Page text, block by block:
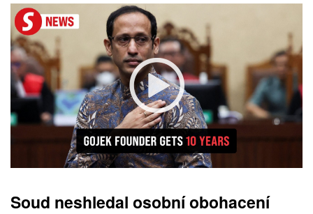
Soud neshledal osobní obohacení